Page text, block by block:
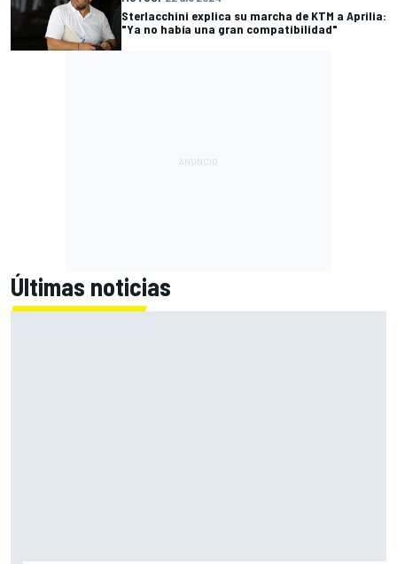
Sterlacchini explica su marcha de KTM a Aprilia:
"Ya no había una gran compatibilidad"
Últimas noticias